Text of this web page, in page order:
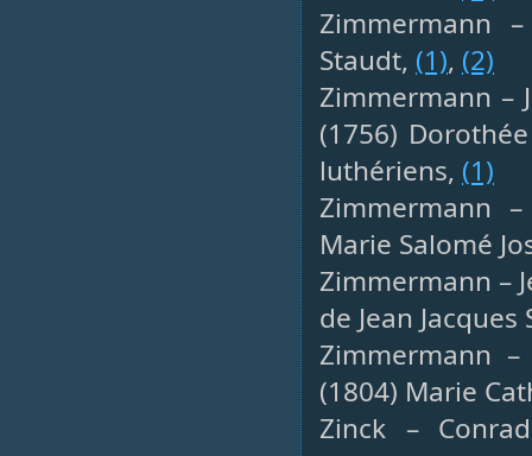
Zimmermann
Staudt, (1), (2)
Zimmermann –
(1756)
luthériens, (1)
Zimmermann
Marie Salomé
Zimmermann –
de Jean
Zimmermann
(1804) Marie
Zinck –